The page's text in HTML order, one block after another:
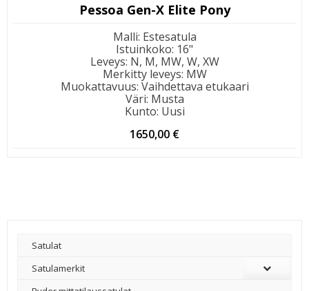
Pessoa Gen-X Elite Pony
Malli: Estesatula
Istuinkoko: 16"
Leveys: N, M, MW, W, XW
Merkitty leveys: MW
Muokattavuus: Vaihdettava etukaari
Väri: Musta
Kunto: Uusi
1650,00 €
Satulat
Satulamerkit